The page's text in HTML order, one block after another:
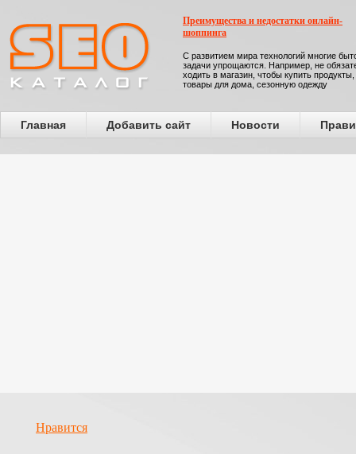
Преимущества и недостатки онлайн-
шоппинга
С развитием мира технологий многие
задачи упрощаются. Например, не
ходить в магазин, чтобы купить продукты,
товары для дома, сезонную одежду
Главная Добавить сайт Новости
Нравится